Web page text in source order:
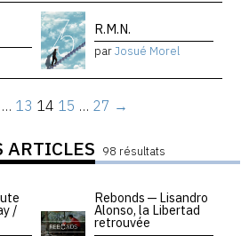
R.M.N.
parJosué Morel
… 13 14 15 … 27 →
ARTICLES 98 résultats
/
Rebonds — Lisandro
Alonso, la Libertad
retrouvée